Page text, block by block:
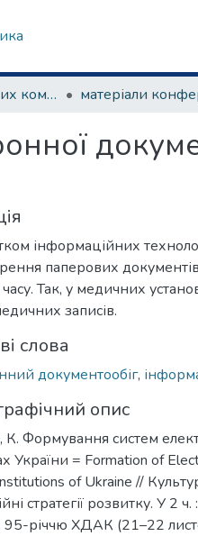
Кафедра цифрових комунікацій та інформаційних технологій
інформаційних
паперових
Так, у медичних
записів.
слова
документообіг,
опис
К. Формування систем
України = Formation of
of Ukraine //
стратегії розвитку. У 2
95-річчю ХДАК (21–22